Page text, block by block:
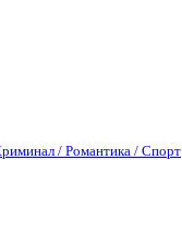
/ Романтика / Спорт